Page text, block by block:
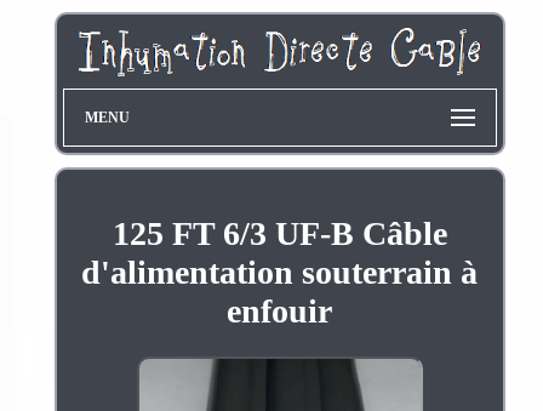
MENU
125 FT 6/3 UF-B Câble
d'alimentation souterrain à
enfouir